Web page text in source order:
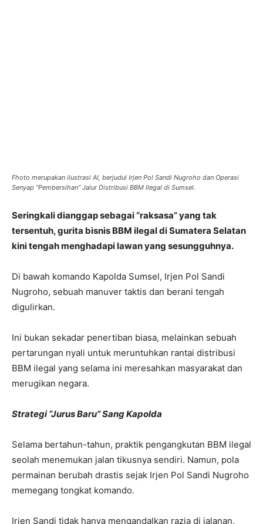
Fhoto merupakan ilustrasi AI, berjudul Irjen Pol Sandi Nugroho dan Operasi
Senyap “Pembersihan” Jalur Distribusi BBM Ilegal di Sumsel.
Seringkali dianggap sebagai “raksasa” yang tak
tersentuh, gurita bisnis BBM ilegal di Sumatera Selatan
kini tengah menghadapi lawan yang sesungguhnya.
Di bawah komando Kapolda Sumsel, Irjen Pol Sandi
Nugroho, sebuah manuver taktis dan berani tengah
digulirkan.
Ini bukan sekadar penertiban biasa, melainkan sebuah
pertarungan nyali untuk meruntuhkan rantai distribusi
BBM ilegal yang selama ini meresahkan masyarakat dan
merugikan negara.
Strategi “Jurus Baru” Sang Kapolda
Selama bertahun-tahun, praktik pengangkutan BBM ilegal
seolah menemukan jalan tikusnya sendiri. Namun, pola
permainan berubah drastis sejak Irjen Pol Sandi Nugroho
memegang tongkat komando.
Irjen Sandi tidak hanya mengandalkan razia di jalanan,